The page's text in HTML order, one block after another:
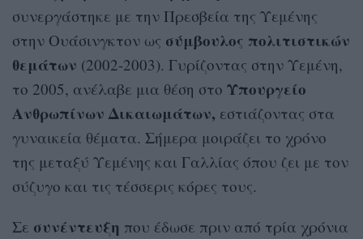
συνεργάστηκε με την Πρεσβεία της Υεμένης
στην Ουάσινγκτον ως σύμβουλος πολιτιστικών
θεμάτων (2002-2003). Γυρίζοντας στην Υεμένη,
το 2005, ανέλαβε μια θέση στο Υπουργείο
Ανθρωπίνων Δικαιωμάτων, εστιάζοντας στα
γυναικεία θέματα. Σήμερα μοιράζει το χρόνο
της μεταξύ Υεμένης και Γαλλίας όπου ζει με τον
σύζυγο και τις τέσσερις κόρες τους.
Σε συνέντευξη που έδωσε πριν από τρία χρόνια